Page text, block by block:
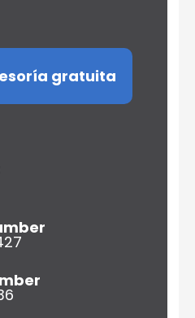
gratuita